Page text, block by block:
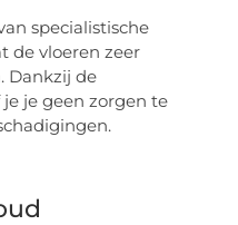
specialistische
de vloeren zeer
Dankzij de
je geen zorgen te